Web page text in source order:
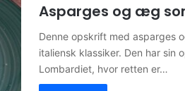
Asparges og æg
Denne opskrift med asparges
italiensk klassiker. Den har sin
Lombardiet, hvor retten er…